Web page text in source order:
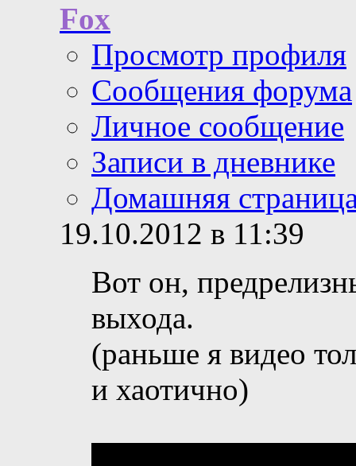
Fox
Просмотр профиля
Сообщения форума
Личное сообщение
Записи в дневнике
Домашняя
19.10.2012 в 11:39
Вот он,
выхода.
(раньше я видео
и хаотично)